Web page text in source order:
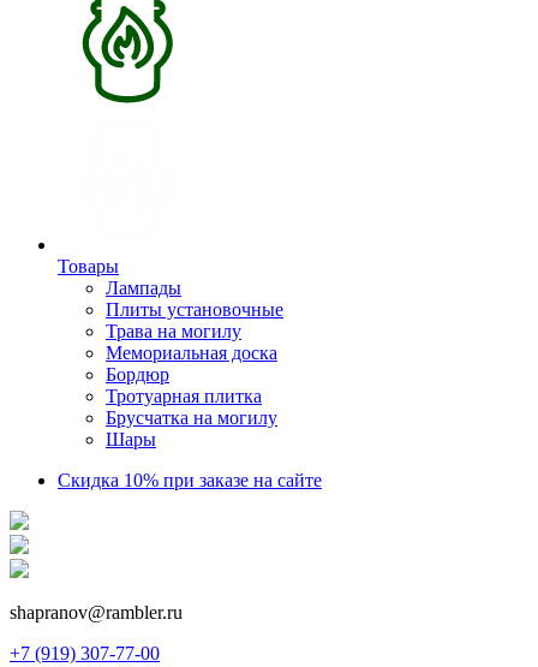
Товары
Лампады
Плиты установочные
Трава на могилу
Мемориальная доска
Бордюр
Тротуарная плитка
Брусчатка на могилу
Шары
Скидка 10% при заказе на сайте
shapranov@rambler.ru
+7 (919) 307-77-00